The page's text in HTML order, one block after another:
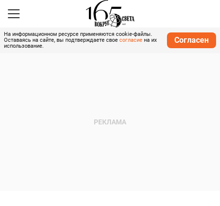
На информационном ресурсе применяются cookie-файлы.
Оставаясь на сайте, вы подтверждаете свое согласие на их
использование.
Согласен